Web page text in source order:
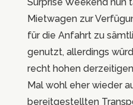
Mietwagen zur
für die Anfahrt zu
genutzt, allerdings
recht hohen
Mal wohl eher wieder
bereitgestellten